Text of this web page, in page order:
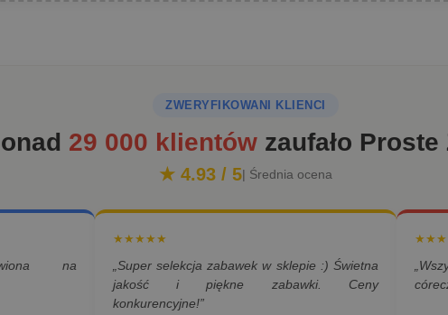
ZWERYFIKOWANI KLIENCI
29 000 klientów zaufało
★ 4.93 / 5| Średnia ocena
na
★★★★★
„Super selekcja zabawek w sklepie :) Świetna
jakość i piękne zabawki. Ceny
konkurencyjne!”